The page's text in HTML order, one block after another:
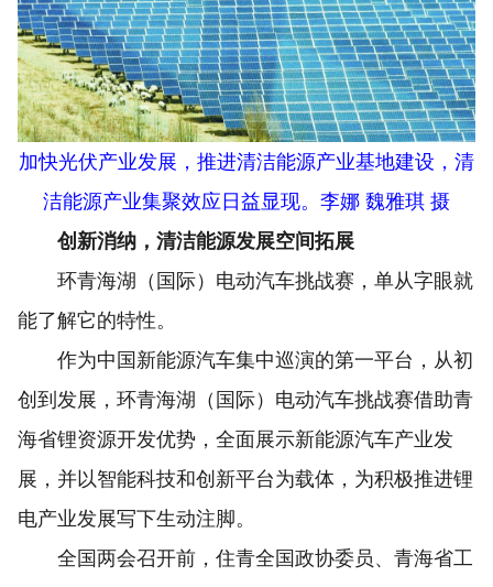
加快光伏产业发展，推进清洁能源产业基地建设，清
洁能源产业集聚效应日益显现。李娜 魏雅琪 摄
创新消纳，清洁能源发展空间拓展
环青海湖（国际）电动汽车挑战赛，单从字眼就
能了解它的特性。
作为中国新能源汽车集中巡演的第一平台，从初
创到发展，环青海湖（国际）电动汽车挑战赛借助青
海省锂资源开发优势，全面展示新能源汽车产业发
展，并以智能科技和创新平台为载体，为积极推进锂
电产业发展写下生动注脚。
全国两会召开前，住青全国政协委员、青海省工